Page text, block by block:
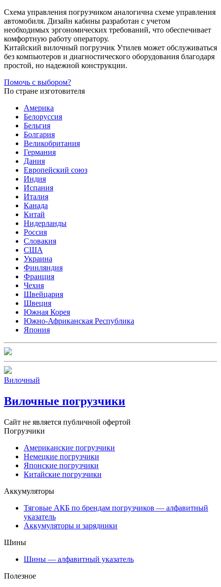
Схема управления погрузчиком аналогична схеме управления
автомобиля. Дизайн кабины разработан с учетом
необходимых эргономических требований, что обеспечивает
комфортную работу оператору.
Китайский вилочный погрузчик Утилев может обслуживаться
без компьютеров и диагностического оборудования благодаря
простой, но надежной конструкции.
Помочь с выбором?
По стране изготовителя
Америка
Белоруссия
Бельгия
Болгария
Великобритания
Германия
Дания
Европейский союз
Индия
Испания
Италия
Канада
Китай
Нидерланды
Россия
Словакия
США
Украина
Финляндия
Франция
Чехия
Швейцария
Швеция
Южная Корея
Южно-Африканская Республика
Япония
Вилочный
Вилочные погрузчики
Сайт не является публичной офертой
Погрузчики
Американские погрузчики
Немецкие погрузчики
Японские погрузчики
Китайские погрузчики
Аккумуляторы
Тяговые АКБ по брендам погрузчиков — алфавитный
указатель
Аккумуляторы и зарядники
Шины
Шины — алфавитный указатель
Полезное